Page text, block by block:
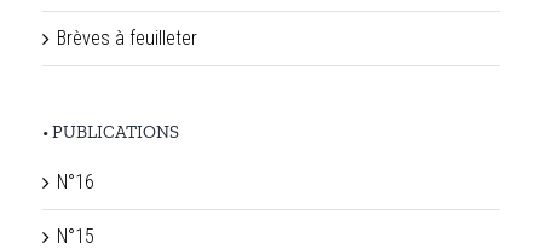
Brèves à feuilleter
• PUBLICATIONS
N°16
N°15